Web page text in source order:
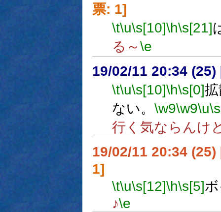
票: 1]
\t\u\s[10]\h\s[21]
る～\e
19/02/11 20:34 (25)
\t\u\s[10]\h\s[0]
ない。 \w9\w9\u
行く気ならんけ
19/02/11 20:34 (25)
1]
\t\u\s[12]\h\s[5]
♪\e